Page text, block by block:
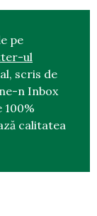
pe
ul
scris de
n Inbox
100%
calitatea